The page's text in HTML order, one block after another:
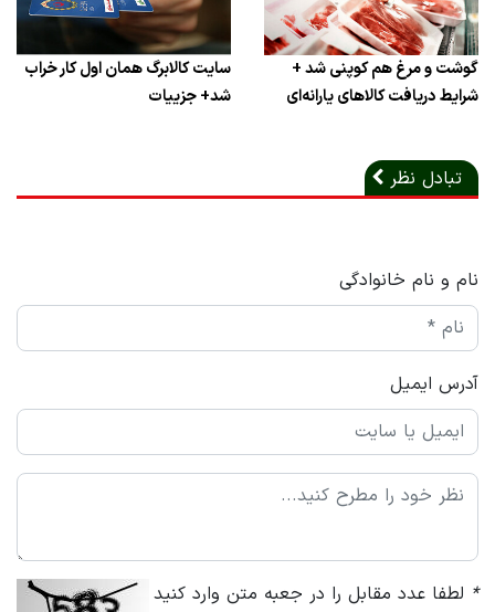
گوشت و مرغ هم کوپنی شد +
شرایط دریافت کالاهای یارانه‌ای
سایت کالابرگ همان اول کار خراب
شد+ جزییات
تبادل نظر
نام و نام خانوادگی
آدرس ایمیل
* لطفا عدد مقابل را در جعبه متن وارد کنید